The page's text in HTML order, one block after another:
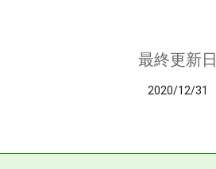
最終更新日
2020/12/31